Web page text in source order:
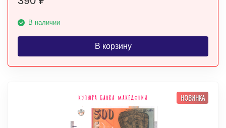
В наличии
В корзину
НОВИНКА